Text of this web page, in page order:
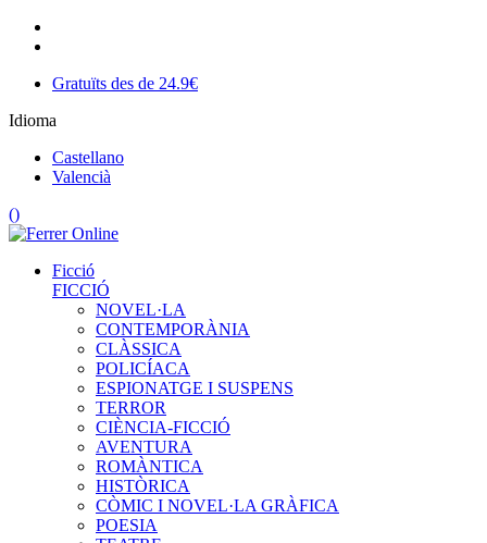
Gratuïts des de 24.9€
Idioma
Castellano
Valencià
()
Ficció
FICCIÓ
NOVEL·LA
CONTEMPORÀNIA
CLÀSSICA
POLICÍACA
ESPIONATGE I SUSPENS
TERROR
CIÈNCIA-FICCIÓ
AVENTURA
ROMÀNTICA
HISTÒRICA
CÒMIC I NOVEL·LA GRÀFICA
POESIA